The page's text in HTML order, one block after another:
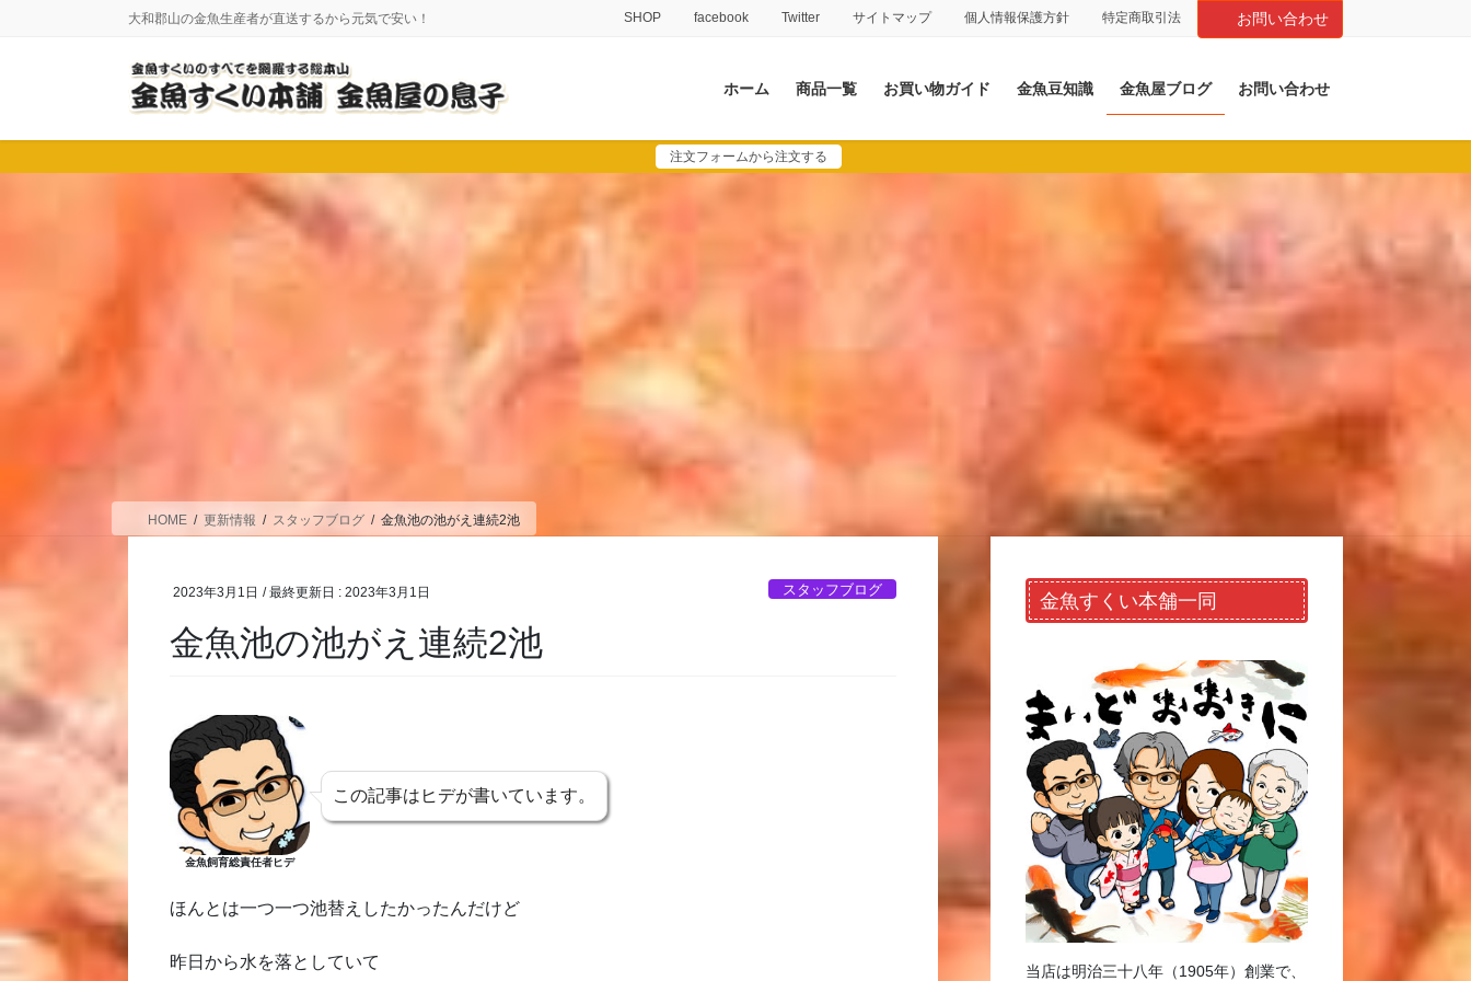
に
移
ョ
ン
大和郡山の金魚生産者が直送するから元気で安い！ SHOP facebook Twitter サイトマップ 個人情報保護方針 特定商取引法 お問い合わせ
ホーム 商品一覧 お買い物ガイド 金魚豆知識 金魚屋ブログ お問い合わせ
注文フォームから注文する
HOME 更新情報 スタッフブログ 金魚池の池がえ連続2池
2023年3月1日 / 最終更新日 :2023年3月1日 スタッフブログ
金魚池の池がえ連続2池
金魚飼育総責任者ヒデ
この記事はヒデが書いています。
ほんとは一つ一つ池替えしたかったんだけど
昨日から水を落としていて
金魚すくい本舗一同
当店は明治三十八年（1905年）創業で、